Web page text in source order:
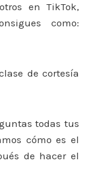
en TikTok,
como:
de cortesía
todas tus
cómo es el
de hacer el